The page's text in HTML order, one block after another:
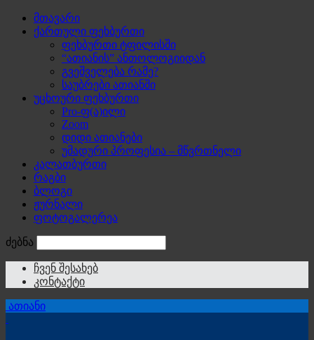
მთავარი
ქართული ფეხბურთი
ფეხბურთი ტფილისში
“ათიანის” ანთოლოგიიდან
გვეშველება რამე?
საუბრები ათიანში
უცხოური ფეხბურთი
Pro-ფ(ა)ილი
Zoom
დიდი ათიანები
უმადური პროფესია – მწვრთნელი
კალათბურთი
რაგბი
ბლოგი
ჟურნალი
ფოტოგალერეა
ძებნა
ჩვენ შესახებ
კონტაქტი
ათიანი